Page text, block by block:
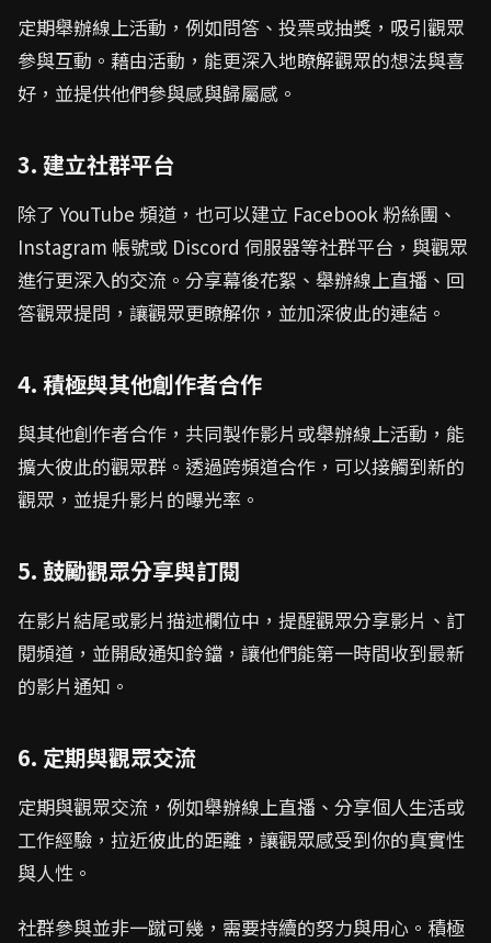
定期舉辦線上活動，例如問答、投票或抽獎，吸引觀眾
參與互動。藉由活動，能更深入地瞭解觀眾的想法與喜
好，並提供他們參與感與歸屬感。
3. 建立社群平台
除了 YouTube 頻道，也可以建立 Facebook 粉絲團、
Instagram 帳號或 Discord 伺服器等社群平台，與觀眾
進行更深入的交流。分享幕後花絮、舉辦線上直播、回
答觀眾提問，讓觀眾更瞭解你，並加深彼此的連結。
4. 積極與其他創作者合作
與其他創作者合作，共同製作影片或舉辦線上活動，能
擴大彼此的觀眾群。透過跨頻道合作，可以接觸到新的
觀眾，並提升影片的曝光率。
5. 鼓勵觀眾分享與訂閱
在影片結尾或影片描述欄位中，提醒觀眾分享影片、訂
閱頻道，並開啟通知鈴鐺，讓他們能第一時間收到最新
的影片通知。
6. 定期與觀眾交流
定期與觀眾交流，例如舉辦線上直播、分享個人生活或
工作經驗，拉近彼此的距離，讓觀眾感受到你的真實性
與人性。
社群參與並非一蹴可幾，需要持續的努力與用心。積極